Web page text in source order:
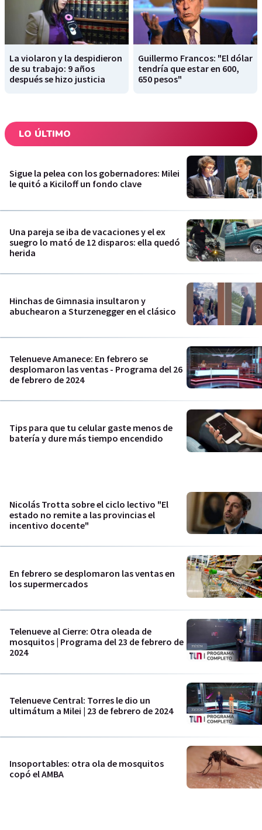
La violaron y la despidieron
de su trabajo: 9 años
después se hizo justicia
Guillermo Francos: "El dólar
tendría que estar en 600,
650 pesos"
LO ÚLTIMO
Sigue la pelea con los gobernadores: Milei
le quitó a Kiciloff un fondo clave
Una pareja se iba de vacaciones y el ex
suegro lo mató de 12 disparos: ella quedó
herida
Hinchas de Gimnasia insultaron y
abuchearon a Sturzenegger en el clásico
Telenueve Amanece: En febrero se
desplomaron las ventas - Programa del 26
de febrero de 2024
Tips para que tu celular gaste menos de
batería y dure más tiempo encendido
Nicolás Trotta sobre el ciclo lectivo "El
estado no remite a las provincias el
incentivo docente"
En febrero se desplomaron las ventas en
los supermercados
Telenueve al Cierre: Otra oleada de
mosquitos | Programa del 23 de febrero de
2024
Telenueve Central: Torres le dio un
ultimátum a Milei | 23 de febrero de 2024
Insoportables: otra ola de mosquitos
copó el AMBA